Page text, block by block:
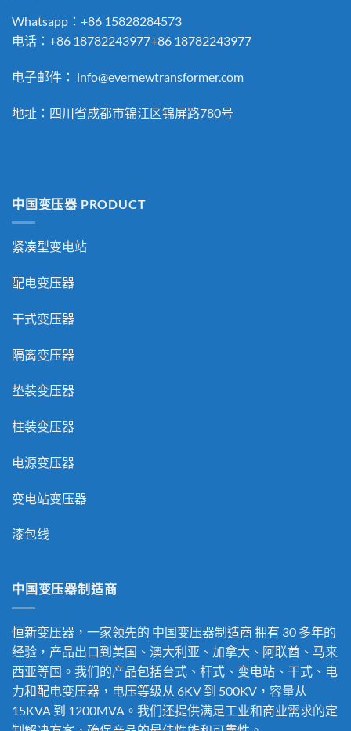
Whatsapp：+86 15828284573
电话：+86 18782243977+86 18782243977
电子邮件： info@evernewtransformer.com
地址：四川省成都市锦江区锦屏路780号
中国变压器 PRODUCT
紧凑型变电站
配电变压器
干式变压器
隔离变压器
垫装变压器
柱装变压器
电源变压器
变电站变压器
漆包线
中国变压器制造商
恒新变压器，一家领先的 中国变压器制造商 拥有 30 多年的
经验，产品出口到美国、澳大利亚、加拿大、阿联酋、马来
西亚等国。我们的产品包括台式、杆式、变电站、干式、电
力和配电变压器，电压等级从 6KV 到 500KV，容量从
15KVA 到 1200MVA。我们还提供满足工业和商业需求的定